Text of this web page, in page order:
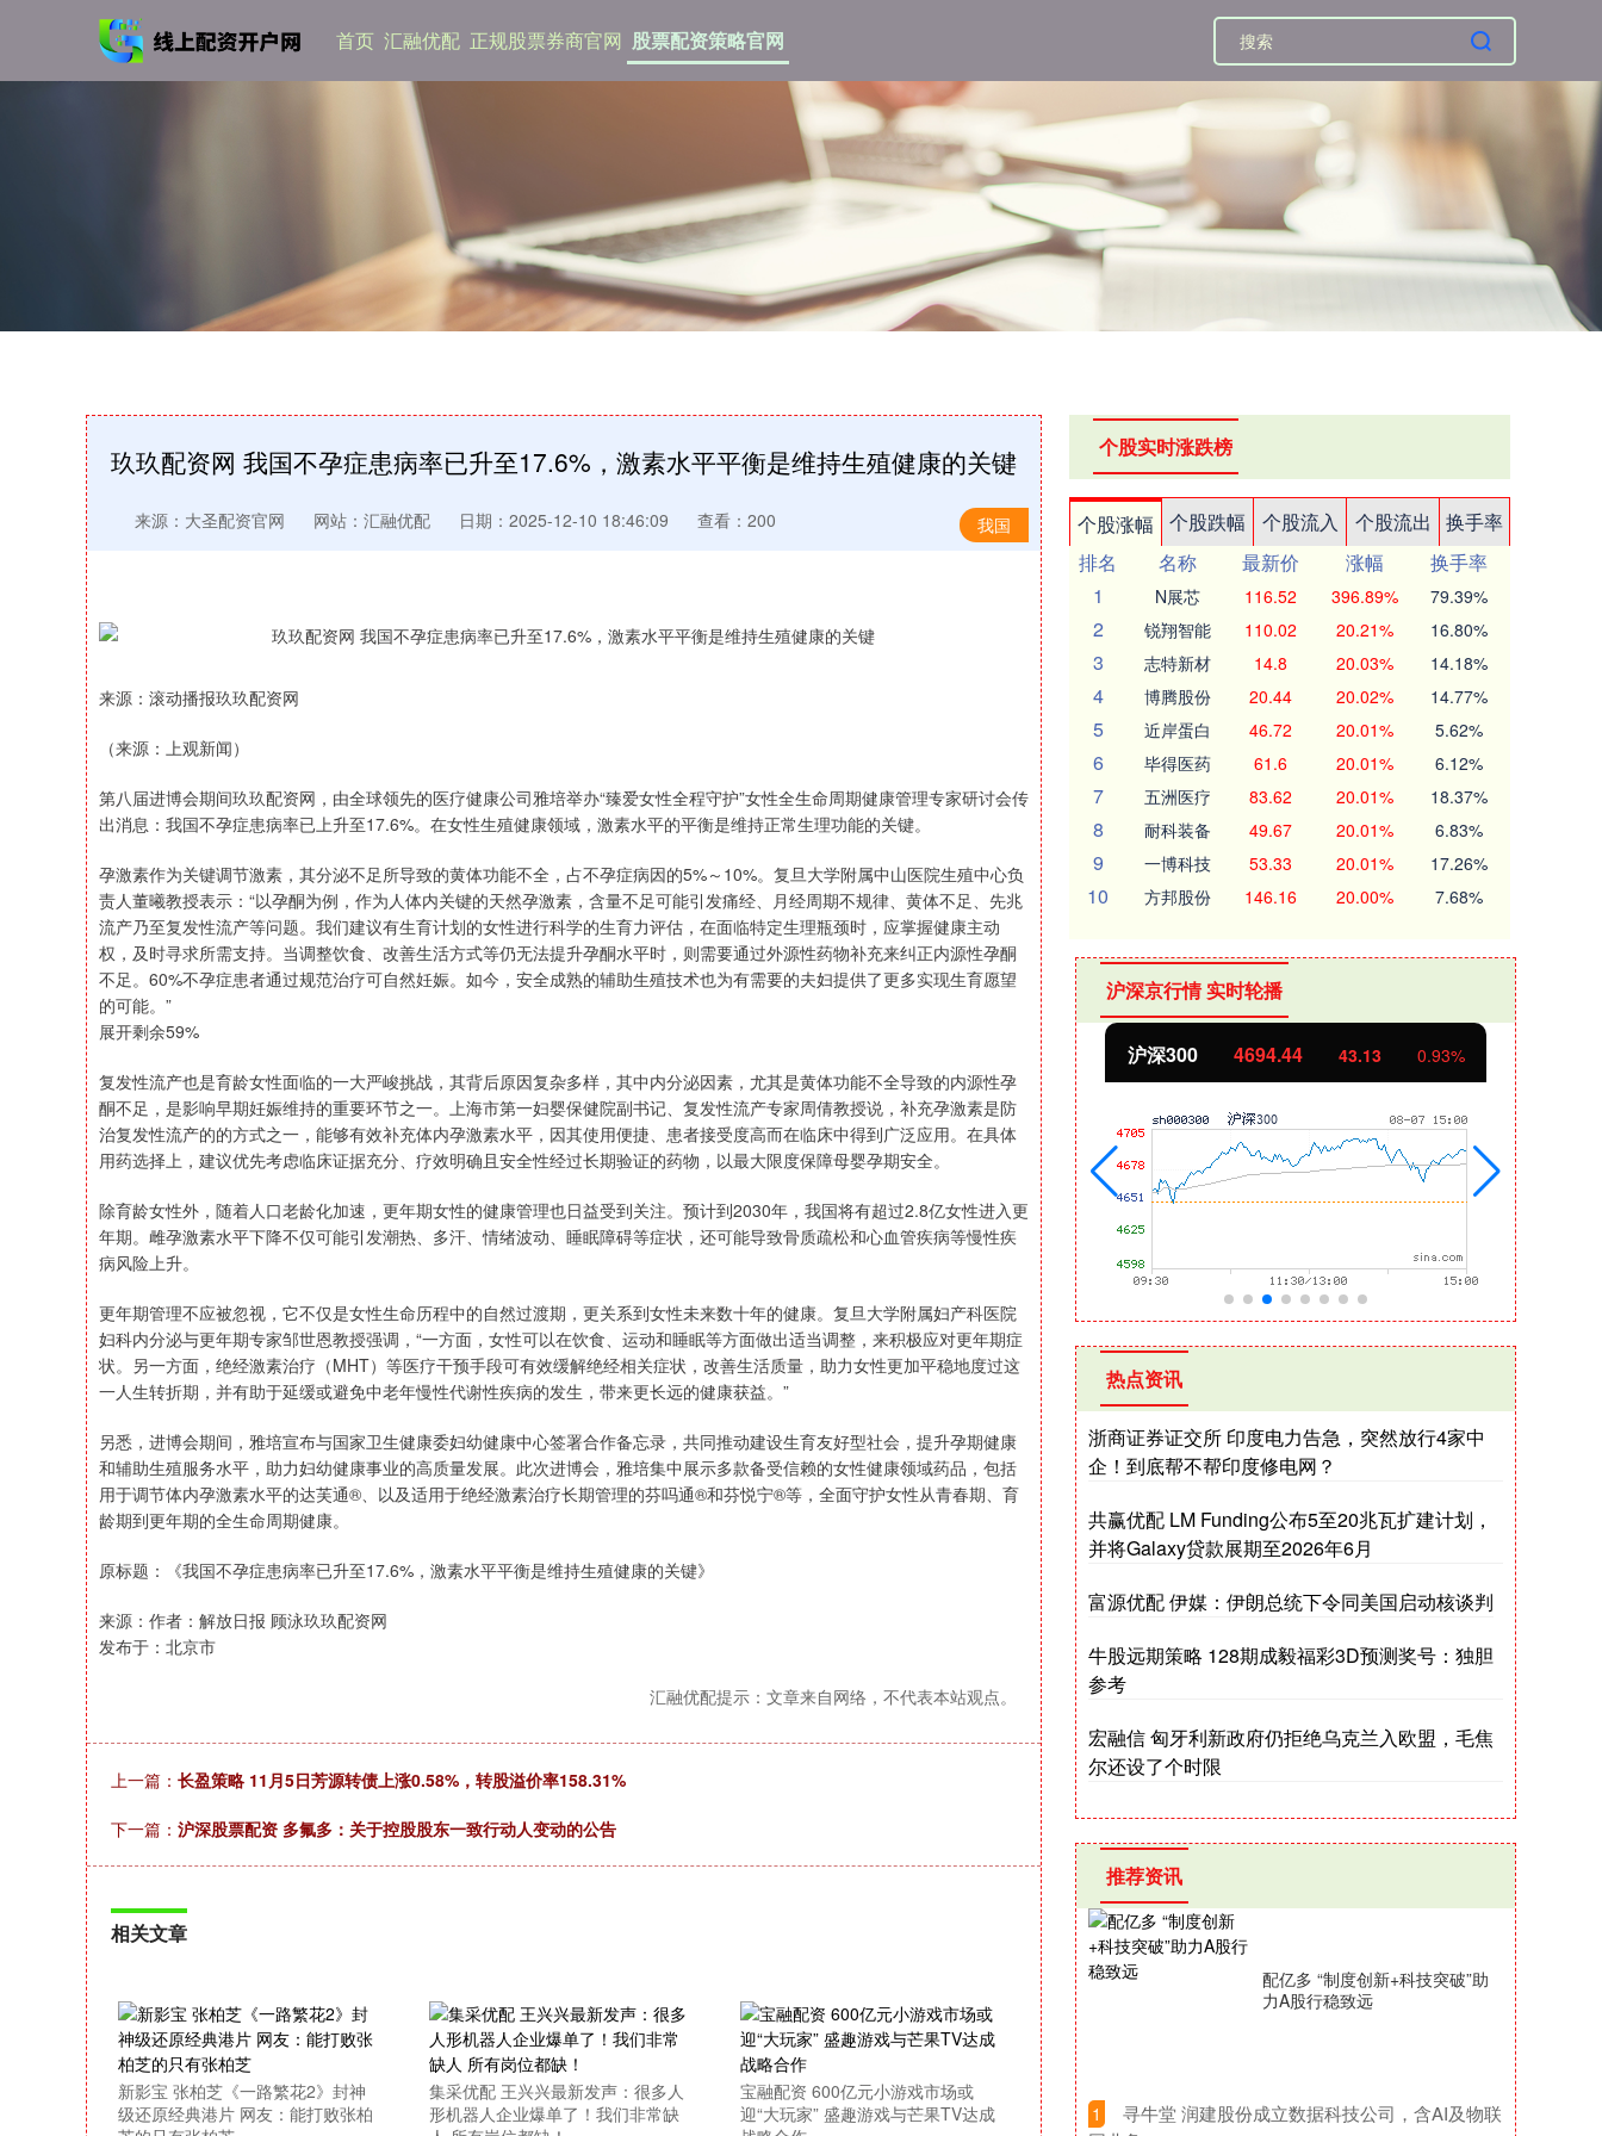
首页 汇融优配 正规股票券商官网 股票配资策略官网
玖玖配资网 我国不孕症患病率已升至17.6%，激素水平平衡是维持生殖健康的关键
我国
来源：大圣配资官网 网站：汇融优配 日期：2025-12-10 18:46:09 查看：200
来源：滚动播报玖玖配资网
（来源：上观新闻）
第八届进博会期间玖玖配资网，由全球领先的医疗健康公司雅培举办“臻爱女性全程守护”女性全生命周期健康管理专家研讨会传
出消息：我国不孕症患病率已上升至17.6%。在女性生殖健康领域，激素水平的平衡是维持正常生理功能的关键。
孕激素作为关键调节激素，其分泌不足所导致的黄体功能不全，占不孕症病因的5%～10%。复旦大学附属中山医院生殖中心负
责人董曦教授表示：“以孕酮为例，作为人体内关键的天然孕激素，含量不足可能引发痛经、月经周期不规律、黄体不足、先兆
流产乃至复发性流产等问题。我们建议有生育计划的女性进行科学的生育力评估，在面临特定生理瓶颈时，应掌握健康主动
权，及时寻求所需支持。当调整饮食、改善生活方式等仍无法提升孕酮水平时，则需要通过外源性药物补充来纠正内源性孕酮
不足。60%不孕症患者通过规范治疗可自然妊娠。如今，安全成熟的辅助生殖技术也为有需要的夫妇提供了更多实现生育愿望
的可能。”
展开剩余59%
复发性流产也是育龄女性面临的一大严峻挑战，其背后原因复杂多样，其中内分泌因素，尤其是黄体功能不全导致的内源性孕
酮不足，是影响早期妊娠维持的重要环节之一。上海市第一妇婴保健院副书记、复发性流产专家周倩教授说，补充孕激素是防
治复发性流产的的方式之一，能够有效补充体内孕激素水平，因其使用便捷、患者接受度高而在临床中得到广泛应用。在具体
用药选择上，建议优先考虑临床证据充分、疗效明确且安全性经过长期验证的药物，以最大限度保障母婴孕期安全。
除育龄女性外，随着人口老龄化加速，更年期女性的健康管理也日益受到关注。预计到2030年，我国将有超过2.8亿女性进入更
年期。雌孕激素水平下降不仅可能引发潮热、多汗、情绪波动、睡眠障碍等症状，还可能导致骨质疏松和心血管疾病等慢性疾
病风险上升。
更年期管理不应被忽视，它不仅是女性生命历程中的自然过渡期，更关系到女性未来数十年的健康。复旦大学附属妇产科医院
妇科内分泌与更年期专家邹世恩教授强调，“一方面，女性可以在饮食、运动和睡眠等方面做出适当调整，来积极应对更年期症
状。另一方面，绝经激素治疗（MHT）等医疗干预手段可有效缓解绝经相关症状，改善生活质量，助力女性更加平稳地度过这
一人生转折期，并有助于延缓或避免中老年慢性代谢性疾病的发生，带来更长远的健康获益。”
另悉，进博会期间，雅培宣布与国家卫生健康委妇幼健康中心签署合作备忘录，共同推动建设生育友好型社会，提升孕期健康
和辅助生殖服务水平，助力妇幼健康事业的高质量发展。此次进博会，雅培集中展示多款备受信赖的女性健康领域药品，包括
用于调节体内孕激素水平的达芙通®、以及适用于绝经激素治疗长期管理的芬吗通®和芬悦宁®等，全面守护女性从青春期、育
龄期到更年期的全生命周期健康。
原标题：《我国不孕症患病率已升至17.6%，激素水平平衡是维持生殖健康的关键》
来源：作者：解放日报 顾泳玖玖配资网
发布于：北京市
汇融优配提示：文章来自网络，不代表本站观点。
上一篇： 长盈策略 11月5日芳源转债上涨0.58%，转股溢价率158.31%
下一篇： 沪深股票配资 多氟多：关于控股股东一致行动人变动的公告
相关文章
新影宝 张柏芝《一路繁花2》封神
级还原经典港片 网友：能打败张柏
集采优配 王兴兴最新发声：很多人
形机器人企业爆单了！我们非常缺
宝融配资 600亿元小游戏市场或
迎“大玩家” 盛趣游戏与芒果TV达成
个股实时涨跌榜
个股涨幅 个股跌幅 个股流入 个股流出
换手率
排名
名称 最新价 涨幅
换手率
1
N展芯 116.52 396.89% 79.39%
2 锐翔智能 110.02 20.21% 16.80%
3 志特新材 14.8 20.03% 14.18%
4 博腾股份 20.44 20.02% 14.77%
5 近岸蛋白 46.72 20.01% 5.62%
6 毕得医药 61.6 20.01% 6.12%
7 五洲医疗 83.62 20.01% 18.37%
8 耐科装备 49.67 20.01% 6.83%
9 一博科技 53.33 20.01% 17.26%
10 方邦股份 146.16 20.00% 7.68%
沪深京行情 实时轮播
沪深300 4694.44 43.13 0.93%
热点资讯
浙商证券证交所 印度电力告急，突然放行4家中
企！到底帮不帮印度修电网？
共赢优配 LM Funding公布5至20兆瓦扩建计划，
并将Galaxy贷款展期至2026年6月
富源优配 伊媒：伊朗总统下令同美国启动核谈判
牛股远期策略 128期成毅福彩3D预测奖号：独胆
参考
宏融信 匈牙利新政府仍拒绝乌克兰入欧盟，毛焦
尔还设了个时限
推荐资讯
配亿多 “制度创新+科技突破”助
力A股行稳致远
1
​寻牛堂 润建股份成立数据科技公司，含AI及物联